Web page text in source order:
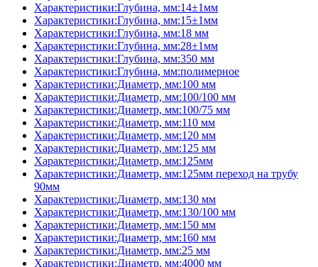
Характеристики:Глубина, мм:14±1мм
Характеристики:Глубина, мм:15±1мм
Характеристики:Глубина, мм:18 мм
Характеристики:Глубина, мм:28±1мм
Характеристики:Глубина, мм:350 мм
Характеристики:Глубина, мм:полимерное
Характеристики:Диаметр, мм:100 мм
Характеристики:Диаметр, мм:100/100 мм
Характеристики:Диаметр, мм:100/75 мм
Характеристики:Диаметр, мм:110 мм
Характеристики:Диаметр, мм:120 мм
Характеристики:Диаметр, мм:125 мм
Характеристики:Диаметр, мм:125мм
Характеристики:Диаметр, мм:125мм переход на трубу
90мм
Характеристики:Диаметр, мм:130 мм
Характеристики:Диаметр, мм:130/100 мм
Характеристики:Диаметр, мм:150 мм
Характеристики:Диаметр, мм:160 мм
Характеристики:Диаметр, мм:25 мм
Характеристики:Диаметр, мм:4000 мм